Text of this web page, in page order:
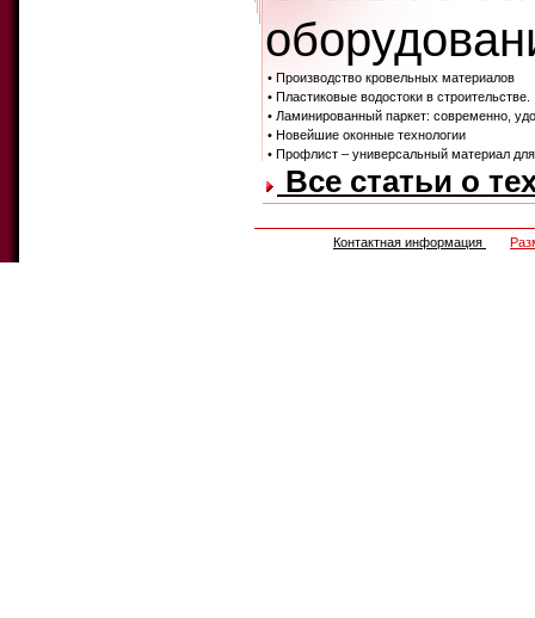
• Производство кровельных материалов
• Пластиковые водостоки в строительстве.
• Ламинированный паркет: современно,
• Новейшие оконные технологии
• Профлист – универсальный материал
Все статьи о
Контактная информация